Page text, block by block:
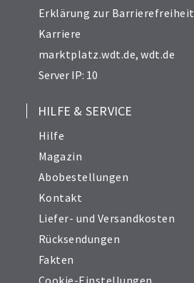
Erklärung zur Barrierefreiheit
Karriere
marktplatz.wdt.de,wdt.de
Server IP: 10
HILFE & SERVICE
Hilfe
Magazin
Abobestellungen
Kontakt
Liefer- und Versandkosten
Rücksendungen
Fakten
Cookie-Einstellungen